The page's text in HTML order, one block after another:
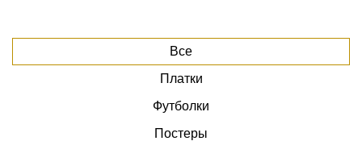
Все
Платки
Футболки
Постеры